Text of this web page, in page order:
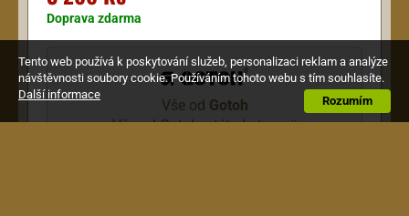
Doprava zdarma
Vše od Gotoh
Vše od Gotoh v této kategorii
Tento web používá k poskytování služeb, personalizaci reklam a analýze
návštěvnosti soubory cookie. Používáním tohoto webu s tím souhlasíte.
Rozumím
Další informace